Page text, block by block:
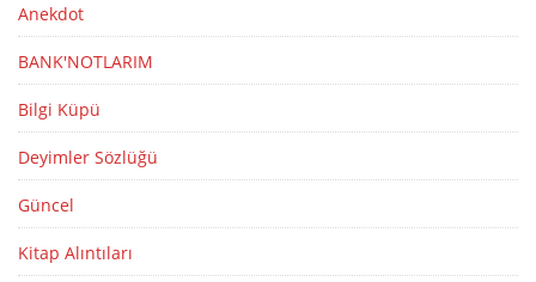
Anekdot
BANK'NOTLARIM
Bilgi Küpü
Deyimler Sözlüğü
Güncel
Kitap Alıntıları